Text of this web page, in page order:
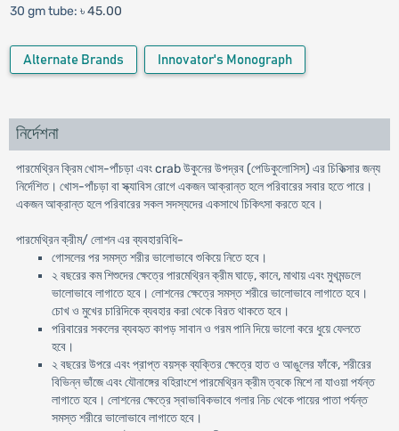
30 gm tube: ৳ 45.00
Alternate Brands Innovator's Monograph
নির্দেশনা
পারমেথ্রিন ক্রিম খোস-পাঁচড়া এবং crab উকুনের উপদ্রব (পেডিকুলোসিস) এর চিকিত্সার জন্য
নির্দেশিত। খোস-পাঁচড়া বা স্ক্যাবিস রোগে একজন আক্রান্ত হলে পরিবারের সবার হতে পারে।
একজন আক্রান্ত হলে পরিবারের সকল সদস্যদের একসাথে চিকিৎসা করতে হবে।
পারমেথ্রিন ক্রীম/ লোশন এর ব্যবহারবিধি-
গোসলের পর সমস্ত শরীর ভালোভাবে শুকিয়ে নিতে হবে।
২ বছরের কম শিশুদের ক্ষেত্রে পারমেথ্রিন ক্রীম ঘাড়ে, কানে, মাথায় এবং মুখমন্ডলে
ভালোভাবে লাগাতে হবে। লোশনের ক্ষেত্রে সমস্ত শরীরে ভালোভাবে লাগাতে হবে।
চোখ ও মুখের চারিদিকে ব্যবহার করা থেকে বিরত থাকতে হবে।
পরিবারের সকলের ব্যবহৃত কাপড় সাবান ও গরম পানি দিয়ে ভালো করে ধুয়ে ফেলতে
হবে।
২ বছরের উপরে এবং প্রাপ্ত বয়স্ক ব্যক্তির ক্ষেত্রে হাত ও আঙুলের ফাঁকে, শরীরের
বিভিন্ন ভাঁজে এবং যৌনাঙ্গের বহিরাংশে পারমেথ্রিন ক্রীম ত্বকে মিশে না যাওয়া পর্যন্ত
লাগাতে হবে। লোশনের ক্ষেত্রে স্বাভাবিকভাবে গলার নিচ থেকে পায়ের পাতা পর্যন্ত
সমস্ত শরীরে ভালোভাবে লাগাতে হবে।